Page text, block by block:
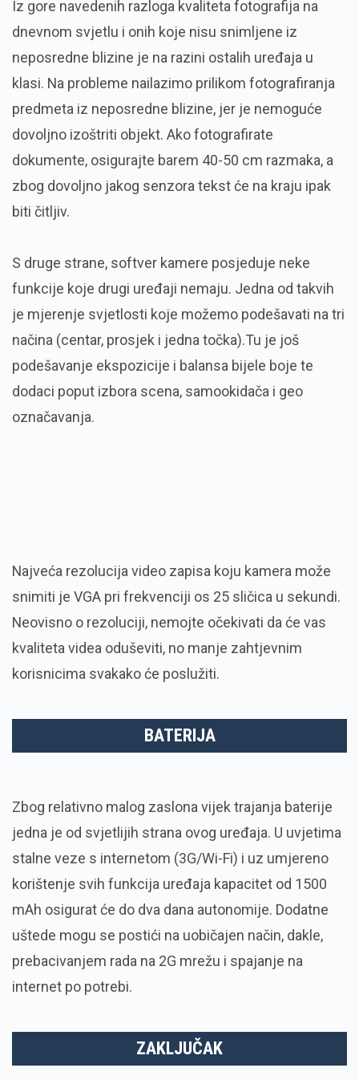
Iz gore navedenih razloga kvaliteta fotografija na
dnevnom svjetlu i onih koje nisu snimljene iz
neposredne blizine je na razini ostalih uređaja u
klasi. Na probleme nailazimo prilikom fotografiranja
predmeta iz neposredne blizine, jer je nemoguće
dovoljno izoštriti objekt. Ako fotografirate
dokumente, osigurajte barem 40-50 cm razmaka, a
zbog dovoljno jakog senzora tekst će na kraju ipak
biti čitljiv.
S druge strane, softver kamere posjeduje neke
funkcije koje drugi uređaji nemaju. Jedna od takvih
je mjerenje svjetlosti koje možemo podešavati na tri
načina (centar, prosjek i jedna točka).Tu je još
podešavanje ekspozicije i balansa bijele boje te
dodaci poput izbora scena, samookidača i geo
označavanja.
Najveća rezolucija video zapisa koju kamera može
snimiti je VGA pri frekvenciji os 25 sličica u sekundi.
Neovisno o rezoluciji, nemojte očekivati da će vas
kvaliteta videa oduševiti, no manje zahtjevnim
korisnicima svakako će poslužiti.
BATERIJA
Zbog relativno malog zaslona vijek trajanja baterije
jedna je od svjetlijih strana ovog uređaja. U uvjetima
stalne veze s internetom (3G/Wi-Fi) i uz umjereno
korištenje svih funkcija uređaja kapacitet od 1500
mAh osigurat će do dva dana autonomije. Dodatne
uštede mogu se postići na uobičajen način, dakle,
prebacivanjem rada na 2G mrežu i spajanje na
internet po potrebi.
ZAKLJUČAK